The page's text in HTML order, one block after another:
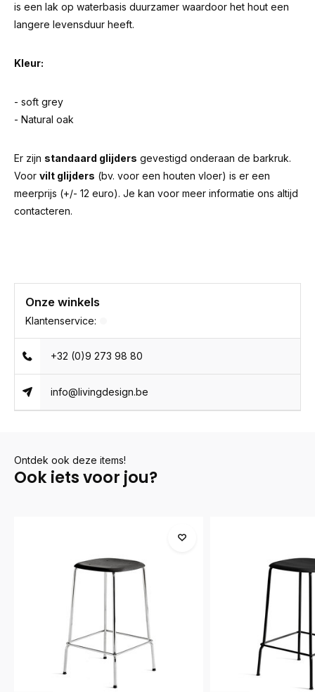
is een lak op waterbasis duurzamer waardoor het hout een
langere levensduur heeft.
Kleur:
- soft grey
- Natural oak
Er zijn standaard glijders gevestigd onderaan de barkruk.
Voor vilt glijders (bv. voor een houten vloer) is er een
meerprijs (+/- 12 euro). Je kan voor meer informatie ons altijd
contacteren.
Onze winkels
Klantenservice:
+32 (0)9 273 98 80
info@livingdesign.be
Ontdek ook deze items!
Ook iets voor jou?